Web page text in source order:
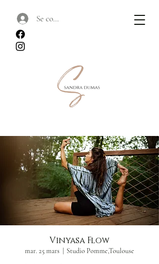
Se connecter
Vinyasa Flow
mar. 25 mars Studio Pomme,Toulouse